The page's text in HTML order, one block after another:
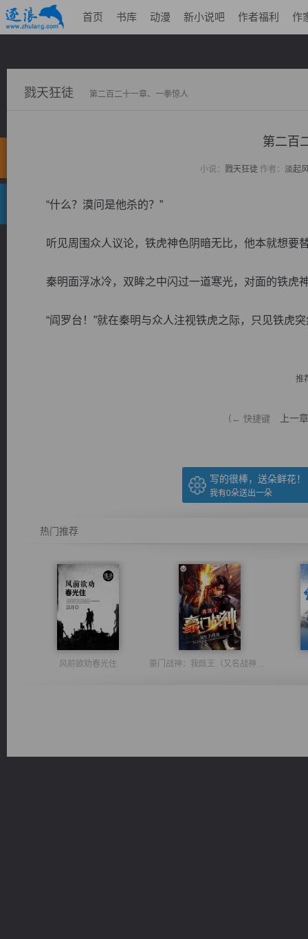
首页 书库 动漫 新小说吧 作者福利 作
戮天狂徒 第二百二十一章、一拳惊人
第二百
小说： 戮天狂徒作者： 淡起
“什么？漠问是他杀的？”
听见周围众人议论，铁虎神色阴暗无比，他本就想要
秦明面浮冰冷，双眸之中闪过一道寒光，对面的铁虎
“阎罗台！”就在秦明与众人注视铁虎之际，只见铁虎突
推
（← 快捷键 上一章
写的很棒，送朵鲜花！
我有0朵送出一朵
热门推荐
风前欲劝春光住 豪门战神：我既王（又名战神归来不败神婿修罗战神）